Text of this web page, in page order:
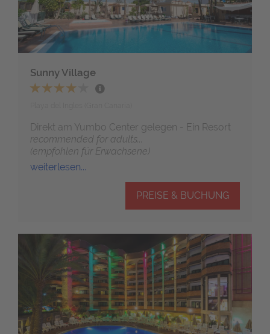
Sunny Village
Direkt am Yumbo Center gelegen - Ein Resort
recommended for adults...
(empfohlen für Erwachsene)
weiterlesen...
PREISE & BUCHUNG